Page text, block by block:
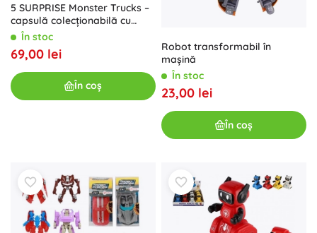
5 SURPRISE Monster Trucks –
capsulă colecționabilă cu
surpriză
În stoc
69,00 lei
În coș
Robot transformabil în
mașină
În stoc
23,00 lei
În coș